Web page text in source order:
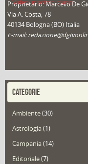
Video in primo piano
Proprietario: Marcello De
Via A. Costa, 78
40134 Bologna (BO) Italia
E-mail:
CATEGORIE
Ambiente(30)
Astrologia(1)
Campania(14)
Editoriale(7)